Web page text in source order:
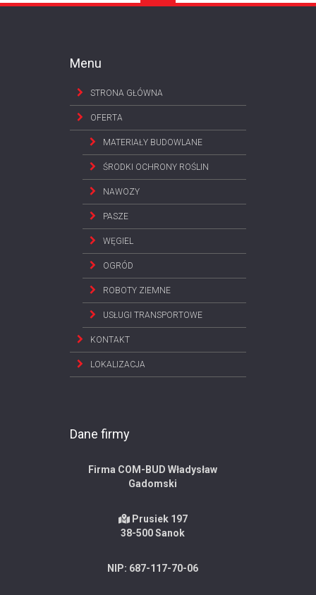
Menu
STRONA GŁÓWNA
OFERTA
MATERIAŁY BUDOWLANE
ŚRODKI OCHRONY ROŚLIN
NAWOZY
PASZE
WĘGIEL
OGRÓD
ROBOTY ZIEMNE
USŁUGI TRANSPORTOWE
KONTAKT
LOKALIZACJA
Dane firmy
Firma COM-BUD Władysław
Gadomski
Prusiek 197
38-500 Sanok
NIP: 687-117-70-06